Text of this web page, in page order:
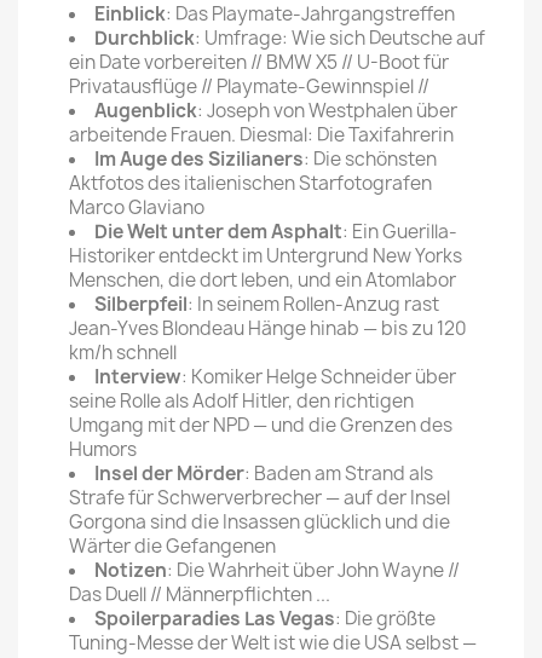
Einblick: Das Playmate-Jahrgangstreffen
Durchblick: Umfrage: Wie sich Deutsche auf
ein Date vorbereiten // BMW X5 // U-Boot für
Privatausflüge // Playmate-Gewinnspiel //
Augenblick: Joseph von Westphalen über
arbeitende Frauen. Diesmal: Die Taxifahrerin
Im Auge des Sizilianers: Die schönsten
Aktfotos des italienischen Starfotografen
Marco Glaviano
Die Welt unter dem Asphalt: Ein Guerilla-
Historiker entdeckt im Untergrund New Yorks
Menschen, die dort leben, und ein Atomlabor
Silberpfeil: In seinem Rollen-Anzug rast
Jean-Yves Blondeau Hänge hinab — bis zu 120
km/h schnell
Interview: Komiker Helge Schneider über
seine Rolle als Adolf Hitler, den richtigen
Umgang mit der NPD — und die Grenzen des
Humors
Insel der Mörder: Baden am Strand als
Strafe für Schwerverbrecher — auf der Insel
Gorgona sind die Insassen glücklich und die
Wärter die Gefangenen
Notizen: Die Wahrheit über John Wayne //
Das Duell // Männerpflichten ...
Spoilerparadies Las Vegas: Die größte
Tuning-Messe der Welt ist wie die USA selbst —